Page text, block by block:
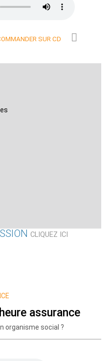
SUR CD
CLIQUEZ ICI
assurance
organisme social ?